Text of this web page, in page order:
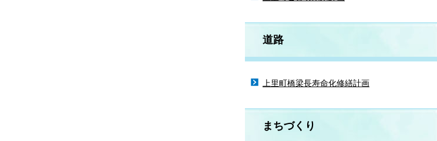
道路
上里町橋梁長寿命化修繕計画
まちづくり